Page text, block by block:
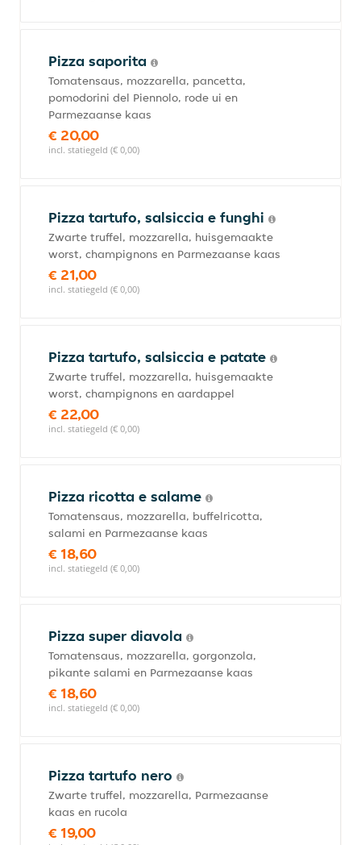
Pizza saporita
Tomatensaus, mozzarella, pancetta,
pomodorini del Piennolo, rode ui en
Parmezaanse kaas
€ 20,00
incl. statiegeld (€ 0,00)
Pizza tartufo, salsiccia e funghi
Zwarte truffel, mozzarella, huisgemaakte
worst, champignons en Parmezaanse kaas
€ 21,00
incl. statiegeld (€ 0,00)
Pizza tartufo, salsiccia e patate
Zwarte truffel, mozzarella, huisgemaakte
worst, champignons en aardappel
€ 22,00
incl. statiegeld (€ 0,00)
Pizza ricotta e salame
Tomatensaus, mozzarella, buffelricotta,
salami en Parmezaanse kaas
€ 18,60
incl. statiegeld (€ 0,00)
Pizza super diavola
Tomatensaus, mozzarella, gorgonzola,
pikante salami en Parmezaanse kaas
€ 18,60
incl. statiegeld (€ 0,00)
Pizza tartufo nero
Zwarte truffel, mozzarella, Parmezaanse
kaas en rucola
€ 19,00